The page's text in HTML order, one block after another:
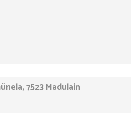
7523 Madulain